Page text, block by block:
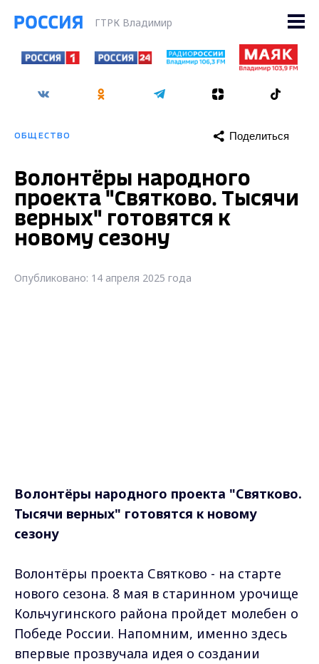
ГТРК Владимир
ОБЩЕСТВО Поделиться
Волонтёры народного
проекта "Святково. Тысячи
верных" готовятся к
новому сезону
Опубликовано: 14 апреля 2025 года
Волонтёры народного проекта "Святково.
Тысячи верных" готовятся к новому
сезону
Волонтёры проекта Святково - на старте
нового сезона. 8 мая в старинном урочище
Кольчугинского района пройдет молебен о
Победе России. Напомним, именно здесь
впервые прозвучала идея о создании